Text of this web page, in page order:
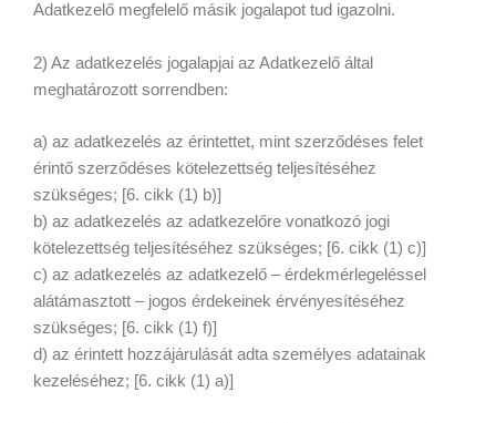
Adatkezelő megfelelő másik jogalapot tud igazolni.
2) Az adatkezelés jogalapjai az Adatkezelő által
meghatározott sorrendben:
a) az adatkezelés az érintettet, mint szerződéses felet
érintő szerződéses kötelezettség teljesítéséhez
szükséges; [6. cikk (1) b)]
b) az adatkezelés az adatkezelőre vonatkozó jogi
kötelezettség teljesítéséhez szükséges; [6. cikk (1) c)]
c) az adatkezelés az adatkezelő – érdekmérlegeléssel
alátámasztott – jogos érdekeinek érvényesítéséhez
szükséges; [6. cikk (1) f)]
d) az érintett hozzájárulását adta személyes adatainak
kezeléséhez; [6. cikk (1) a)]